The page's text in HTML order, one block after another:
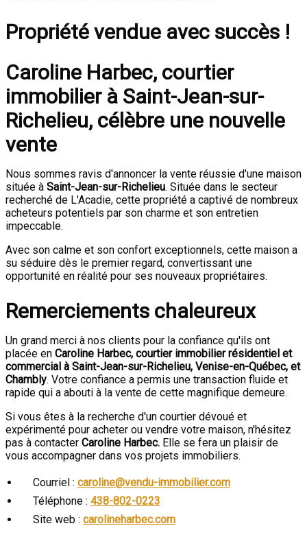
Propriété vendue avec succès !
Caroline Harbec, courtier
immobilier à Saint-Jean-sur-
Richelieu, célèbre une nouvelle
vente
Nous sommes ravis d'annoncer la vente réussie d'une maison
située à Saint-Jean-sur-Richelieu. Située dans le secteur
recherché de L'Acadie, cette propriété a captivé de nombreux
acheteurs potentiels par son charme et son entretien
impeccable.
Avec son calme et son confort exceptionnels, cette maison a
su séduire dès le premier regard, convertissant une
opportunité en réalité pour ses nouveaux propriétaires.
Remerciements chaleureux
Un grand merci à nos clients pour la confiance qu'ils ont
placée en Caroline Harbec, courtier immobilier résidentiel et
commercial à Saint-Jean-sur-Richelieu, Venise-en-Québec, et
Chambly. Votre confiance a permis une transaction fluide et
rapide qui a abouti à la vente de cette magnifique demeure.
Si vous êtes à la recherche d'un courtier dévoué et
expérimenté pour acheter ou vendre votre maison, n'hésitez
pas à contacter Caroline Harbec. Elle se fera un plaisir de
vous accompagner dans vos projets immobiliers.
Courriel : caroline@vendu-immobilier.com
Téléphone : 438-802-0223
Site web : carolineharbec.com